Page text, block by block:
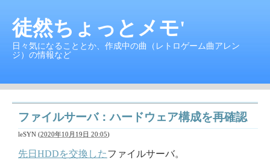
徒然ちょっとメモ'
日々気になることとか、作成中の曲（レトロゲーム曲アレン
ジ）の情報など
ファイルサーバ：ハードウェア構成を再確認
leSYN (2020年10月19日 20:05)
先日HDDを交換したファイルサーバ。